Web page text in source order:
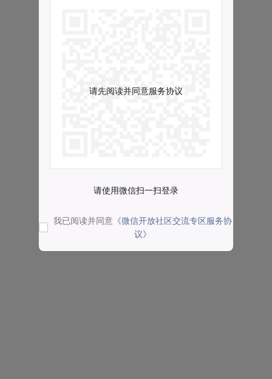
请先阅读并同意服务协议
请使用微信扫一扫登录
我已阅读并同意 《微信开放社区交流专区服务协
议》